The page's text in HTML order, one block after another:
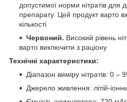
допустимої норми нітратів для
препарату. Цей продукт варто
кількості
Червоний. Високий рівень
варто виключити з раціону
Технічні характеристики:
Діапазон виміру нітратів: 0 –
Джерело живлення: літій-